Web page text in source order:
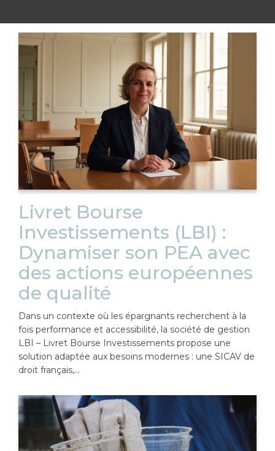
Livret Bourse
Investissements (LBI) :
Dynamiser son PEA avec
des actions européennes
de qualité
Dans un contexte où les épargnants recherchent à la
fois performance et accessibilité, la société de gestion
LBI – Livret Bourse Investissements propose une
solution adaptée aux besoins modernes : une SICAV de
droit français,…